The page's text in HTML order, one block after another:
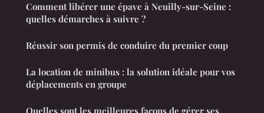
Comment libérer une épave à Neuilly-sur-Seine :
quelles démarches à suivre ?
Réussir son permis de conduire du premier coup
La location de minibus : la solution idéale pour vos
déplacements en groupe